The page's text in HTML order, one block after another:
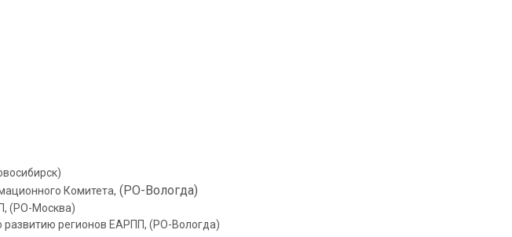
Комитета, (РО-Вологда)
(РО-Москва)
развитию регионов ЕАРПП, (РО-Вологда)